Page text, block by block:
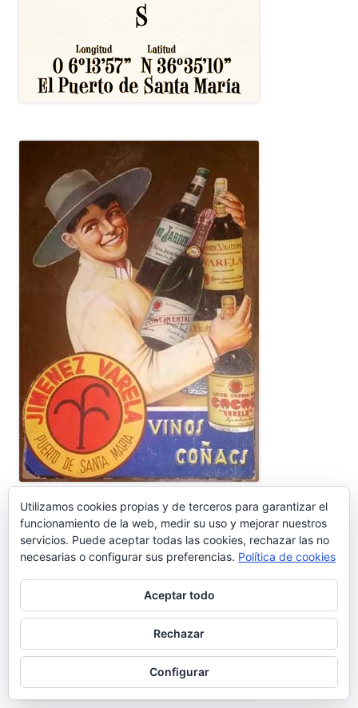
Utilizamos cookies propias y de terceros para garantizar el
funcionamiento de la web, medir su uso y mejorar nuestros
servicios. Puede aceptar todas las cookies, rechazar las no
necesarias o configurar sus preferencias. Política de cookies
Aceptar todo
Rechazar
Configurar